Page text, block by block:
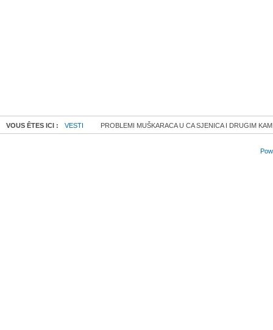
VOUS ÊTES ICI : VESTI PROBLEMI MUŠKARACA U CA SJENICA I DRUGIM